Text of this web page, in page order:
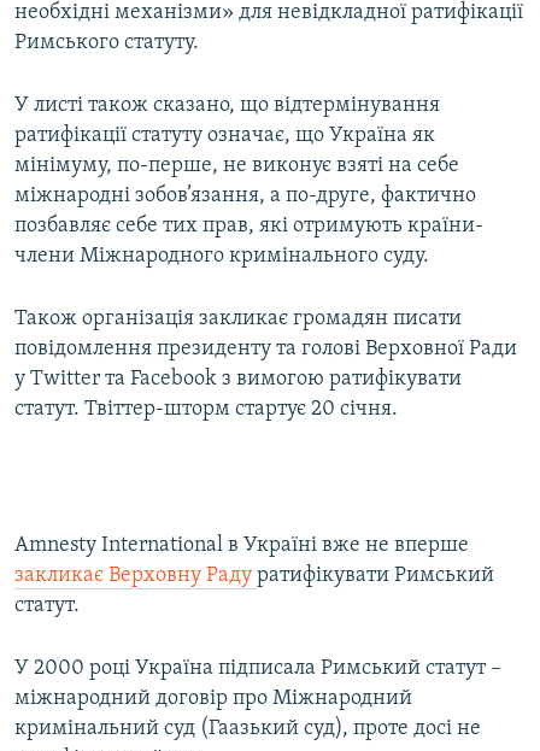
необхідні механізми» для невідкладної ратифікації
Римського статуту.
У листі також сказано, що відтермінування
ратифікації статуту означає, що Україна як
мінімуму, по-перше, не виконує взяті на себе
міжнародні зобов’язання, а по-друге, фактично
позбавляє себе тих прав, які отримують країни-
члени Міжнародного кримінального суду.
Також організація закликає громадян писати
повідомлення президенту та голові Верховної Ради
у Twitter та Facebook з вимогою ратифікувати
статут. Твіттер-шторм стартує 20 січня.
Amnesty International в Україні вже не вперше
закликає Верховну Раду ратифікувати Римський
статут.
У 2000 році Україна підписала Римський статут –
міжнародний договір про Міжнародний
кримінальний суд (Гаазький суд), проте досі не